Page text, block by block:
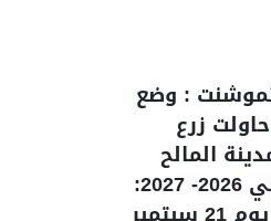
: وضع
زرع
المالح
الموسم الدراسي 2026- 2027: